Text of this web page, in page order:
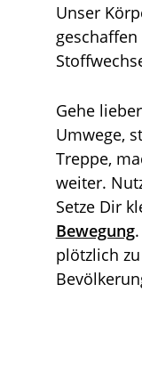
Unser
Gehe
Umwege,
Treppe,
weiter.
Setze Dir
Bewegung
plötzlich